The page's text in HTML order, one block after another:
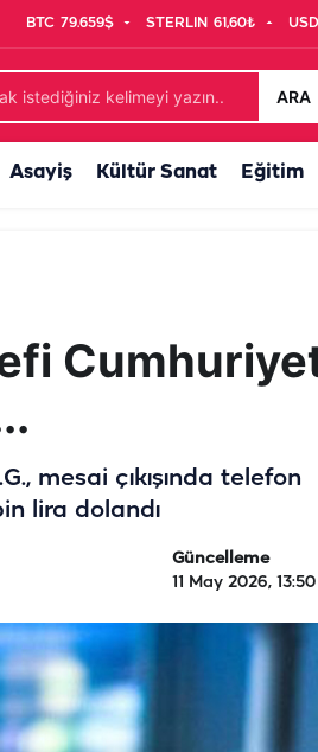
BTC 79.659$ STERLIN 61,60₺ USD
ARA
Asayiş Kültür Sanat Eğitim
mesai çıkışında telefon
lira dolandı
Güncelleme
11 May 2026, 13:50
davet var